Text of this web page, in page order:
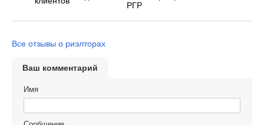
Все отзывы о риэлторах
Ваш комментарий
Имя